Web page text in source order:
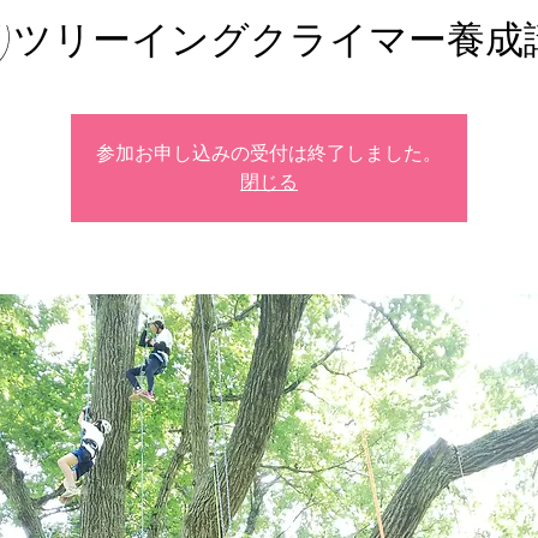
ツリーイングクライマー養成
参加お申し込みの受付は終了しました。
閉じる